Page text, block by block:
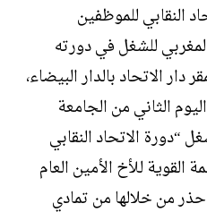
النقابي للموظفين
للشغل في دورته
يوم 3 يوليوز 2013 بمقر دار الاتحاد بالدار البيضاء،
الثاني من الجامعة
“دورة الاتحاد النقابي
القوية للأخ الأمين العام
من خلالها من تمادي